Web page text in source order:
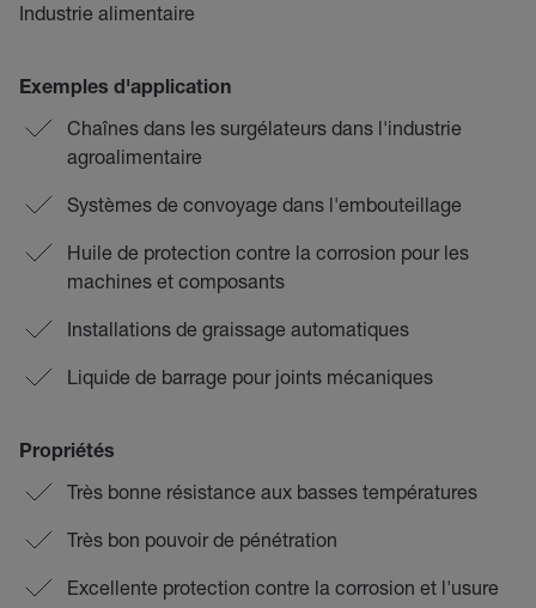
Industrie alimentaire
Exemples d'application
Chaînes dans les surgélateurs dans l'industrie
agroalimentaire
Systèmes de convoyage dans l'embouteillage
Huile de protection contre la corrosion pour les
machines et composants
Installations de graissage automatiques
Liquide de barrage pour joints mécaniques
Propriétés
Très bonne résistance aux basses températures
Très bon pouvoir de pénétration
Excellente protection contre la corrosion et l'usure